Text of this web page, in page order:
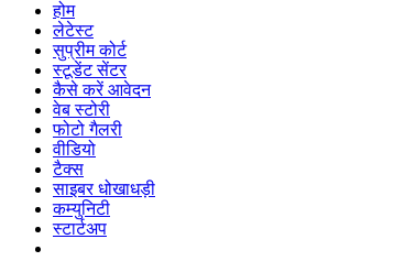
होम
लेटेस्ट
सुप्रीम कोर्ट
स्टूडेंट सेंटर
कैसे करें आवेदन
वेब स्टोरी
फोटो गैलरी
वीडियो
टैक्स
साइबर धोखाधड़ी
कम्युनिटी
स्टार्टअप